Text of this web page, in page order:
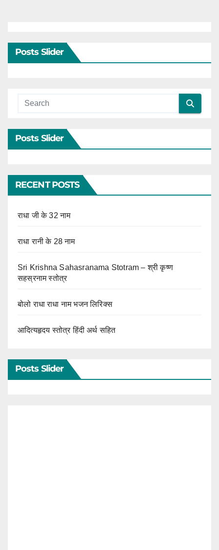
Posts Slider
Posts Slider
RECENT POSTS
राधा जी के 32 नाम
राधा रानी के 28 नाम
Sri Krishna Sahasranama Stotram – श्री कृष्ण
सहस्रनाम स्तोत्र
बोलो राधा राधा नाम भजन लिरिक्स
आदित्यहृदय स्तोत्र हिंदी अर्थ सहित
Posts Slider